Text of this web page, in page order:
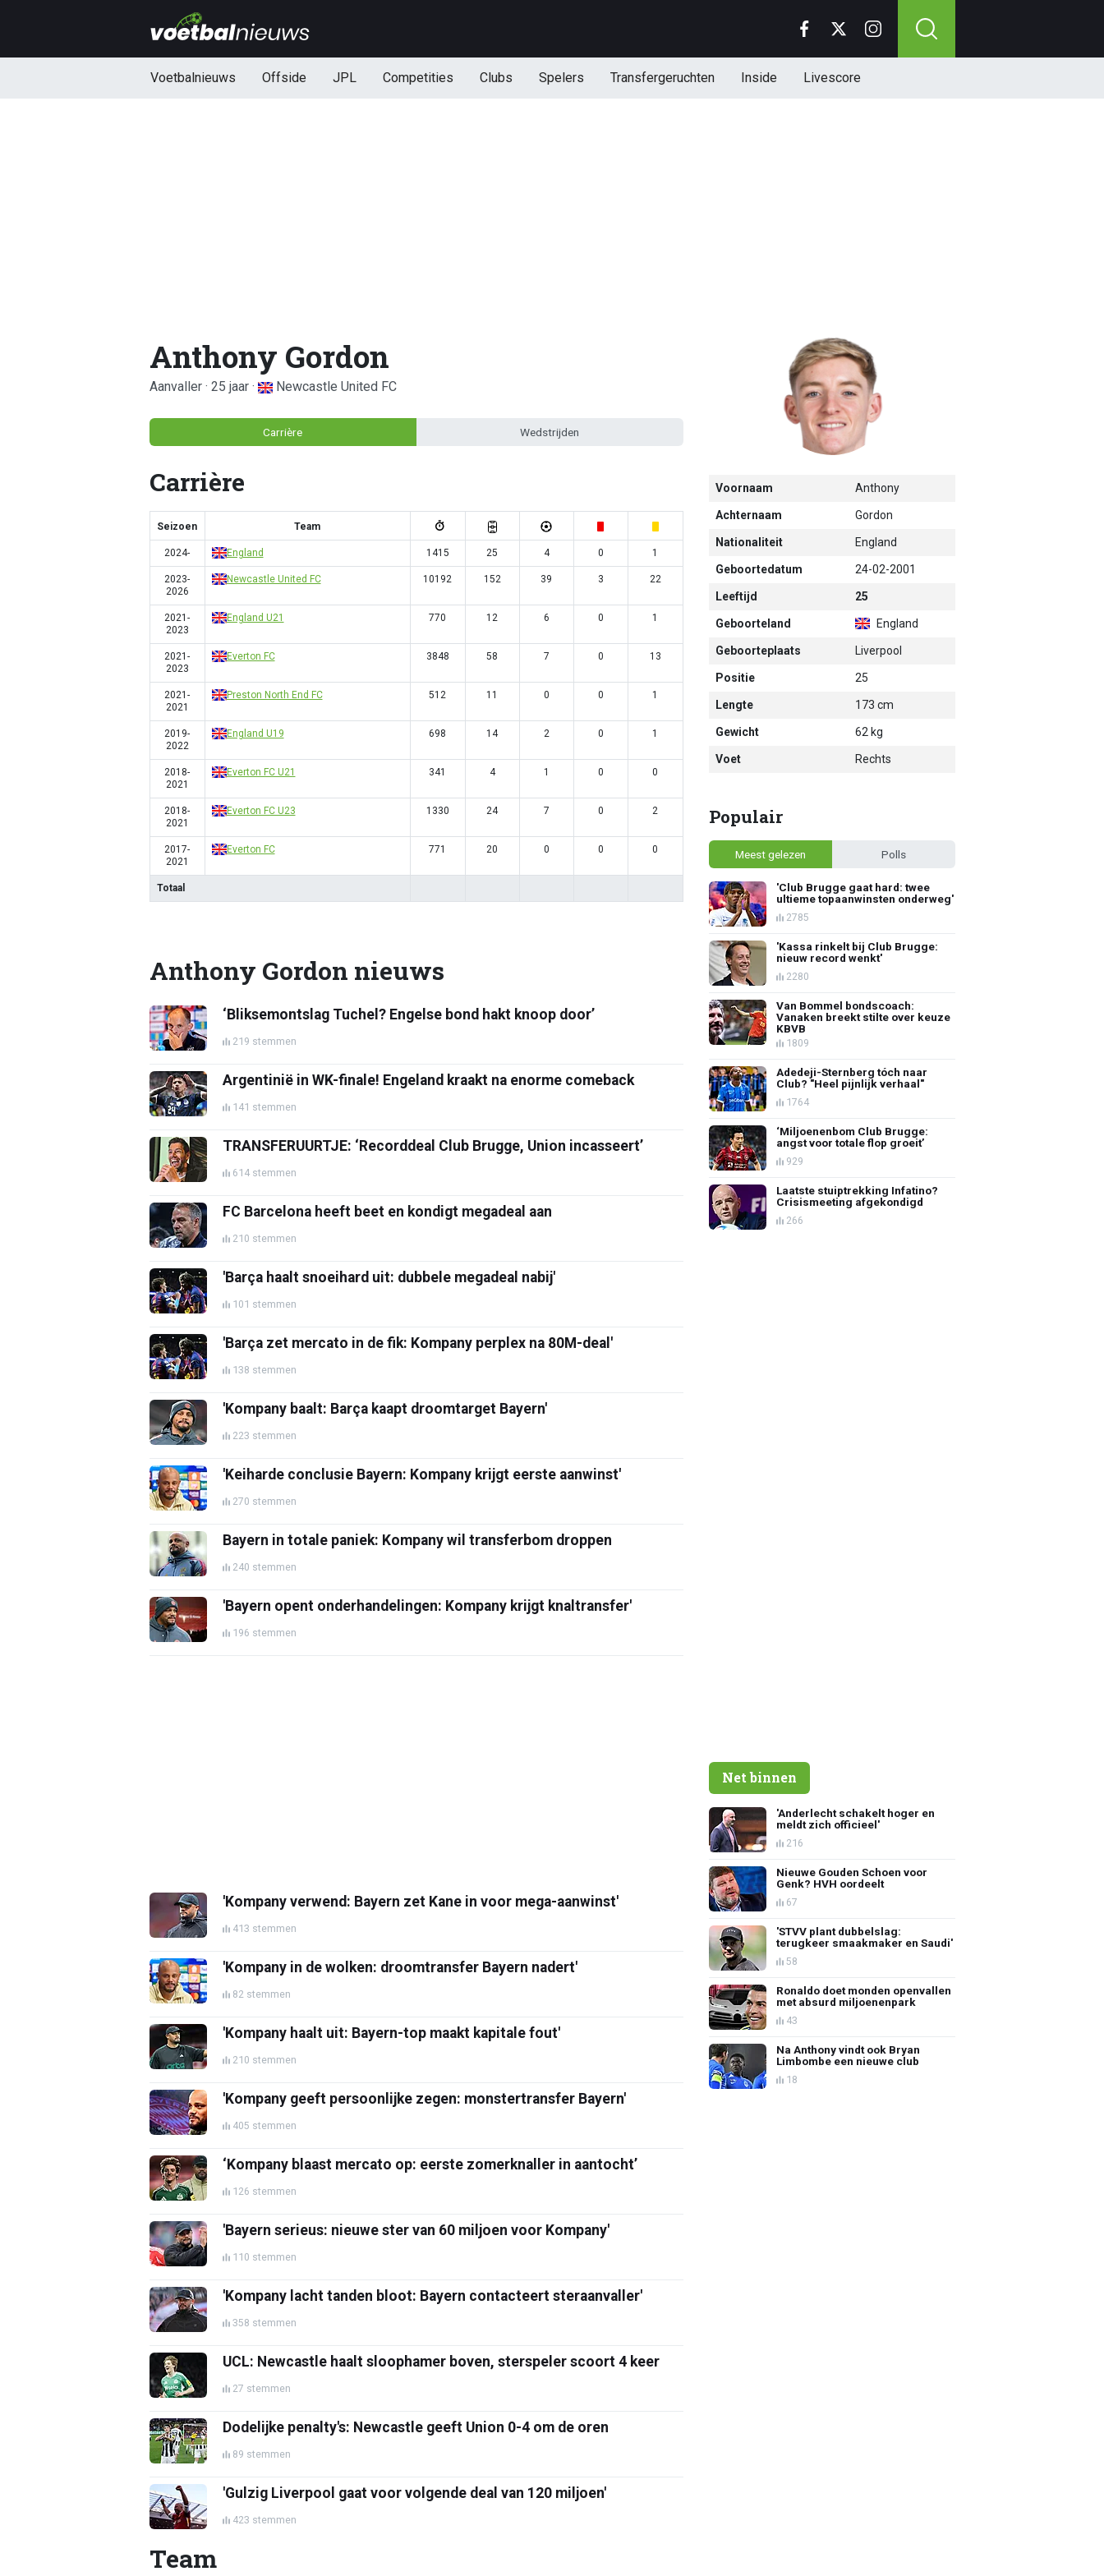
Voetbalnieuws Offside JPL Competities Clubs Spelers Transfergeruchten Inside Livescore
Anthony Gordon
Aanvaller · 25 jaar · Newcastle United FC
Carrière Wedstrijden
Carrière
Seizoen Team
2024- England 1415 25 4 0 1
2023-
2026
Newcastle United FC 10192 152 39 3 22
2021-
2023
England U21 770 12 6 0 1
2021-
2023
Everton FC 3848 58 7 0 13
2021-
2021
Preston North End FC 512 11 0 0 1
2019-
2022
England U19 698 14 2 0 1
2018-
2021
Everton FC U21 341 4 1 0 0
2018-
2021
Everton FC U23 1330 24 7 0 2
2017-
2021
Everton FC 771 20 0 0 0
Totaal
Anthony Gordon nieuws
‘Bliksemontslag Tuchel? Engelse bond hakt knoop door’
219 stemmen
Argentinië in WK-finale! Engeland kraakt na enorme comeback
141 stemmen
TRANSFERUURTJE: ‘Recorddeal Club Brugge, Union incasseert’
614 stemmen
FC Barcelona heeft beet en kondigt megadeal aan
210 stemmen
'Barça haalt snoeihard uit: dubbele megadeal nabij'
101 stemmen
'Barça zet mercato in de fik: Kompany perplex na 80M-deal'
138 stemmen
'Kompany baalt: Barça kaapt droomtarget Bayern'
223 stemmen
'Keiharde conclusie Bayern: Kompany krijgt eerste aanwinst'
270 stemmen
Bayern in totale paniek: Kompany wil transferbom droppen
240 stemmen
'Bayern opent onderhandelingen: Kompany krijgt knaltransfer'
196 stemmen
'Kompany verwend: Bayern zet Kane in voor mega-aanwinst'
413 stemmen
'Kompany in de wolken: droomtransfer Bayern nadert'
82 stemmen
'Kompany haalt uit: Bayern-top maakt kapitale fout'
210 stemmen
'Kompany geeft persoonlijke zegen: monstertransfer Bayern'
405 stemmen
‘Kompany blaast mercato op: eerste zomerknaller in aantocht’
126 stemmen
'Bayern serieus: nieuwe ster van 60 miljoen voor Kompany'
110 stemmen
'Kompany lacht tanden bloot: Bayern contacteert steraanvaller'
358 stemmen
UCL: Newcastle haalt sloophamer boven, sterspeler scoort 4 keer
27 stemmen
Dodelijke penalty's: Newcastle geeft Union 0-4 om de oren
89 stemmen
'Gulzig Liverpool gaat voor volgende deal van 120 miljoen'
423 stemmen
Team
Voornaam Anthony
Achternaam Gordon
Nationaliteit England
Geboortedatum 24-02-2001
Leeftijd 25
Geboorteland England
Geboorteplaats Liverpool
Positie 25
Lengte 173 cm
Gewicht 62 kg
Voet Rechts
Populair
Meest gelezen Polls
'Club Brugge gaat hard: twee
ultieme topaanwinsten onderweg'
2785
'Kassa rinkelt bij Club Brugge:
nieuw record wenkt'
2280
Van Bommel bondscoach:
Vanaken breekt stilte over keuze
KBVB
1809
Adedeji-Sternberg tóch naar
Club? "Heel pijnlijk verhaal"
1764
‘Miljoenenbom Club Brugge:
angst voor totale flop groeit’
929
Laatste stuiptrekking Infatino?
Crisismeeting afgekondigd
266
Net binnen
'Anderlecht schakelt hoger en
meldt zich officieel'
216
Nieuwe Gouden Schoen voor
Genk? HVH oordeelt
67
'STVV plant dubbelslag:
terugkeer smaakmaker en Saudi'
58
Ronaldo doet monden openvallen
met absurd miljoenenpark
43
Na Anthony vindt ook Bryan
Limbombe een nieuwe club
18